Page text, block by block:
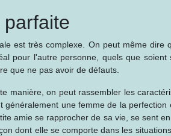
est très complexe. On peut même
pour l'autre personne, quels que
que ne pas avoir de défauts.
manière, on peut rassembler les
généralement une femme de la
amie se rapprocher de sa vie, se sent
dont elle se comporte dans les